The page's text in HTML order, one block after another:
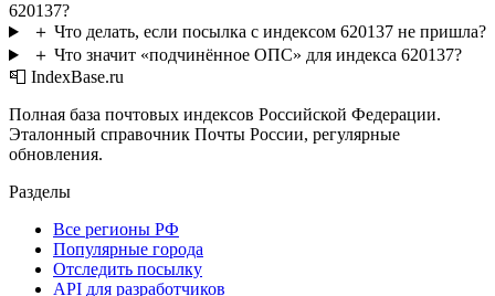
620137?
＋ Что делать, если посылка с индексом 620137 не пришла?
＋ Что значит «подчинённое ОПС» для индекса 620137?
📮 IndexBase.ru
Полная база почтовых индексов Российской Федерации.
Эталонный справочник Почты России, регулярные
обновления.
Разделы
Все регионы РФ
Популярные города
Отследить посылку
API для разработчиков